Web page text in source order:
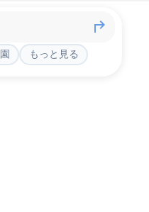
もっと見る